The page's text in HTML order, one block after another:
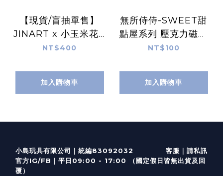
【現貨/盲抽單售】
JINART x 小玉米花 -
旅行公仔✨ (全套4款)
NT$400
加入購物車
無所侍侍-SWEET甜
點屋系列 壓克力磁鐵
(全6款) / 盲抽單售
NT$100
加入購物車
小島玩具有限公司｜統編83092032 客服 ｜ 請私訊
官方IG/FB ｜ 平日09:00 - 17:00 （國定假日皆無出貨及回
覆）